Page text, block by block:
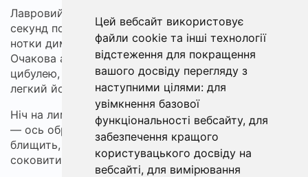
Цей вебсайт використовує
файли cookie та інші технології
відстеження для покращення
вашого досвіду перегляду з
наступними цілями: для
увімкнення базової
функціональності вебсайту, для
забезпечення кращого
користувацького досвіду на
вебсайті, для вимірювання
Лавровий лист підсушують на тліючому жарі 10–20
секунд поза полум'ям, дають тонкий дим і додають
нотки димку, знайомі кожному, хто ночував біля
Очакова або Коблевого. Подача — з печеною
цибулею, кропом і часточкою лимона; до столу —
легкий йогуртово-часниковий соус.
Ніч на лимані, шум води і лавровий дим над жаром
— ось образ, який лишається на тарілці: скоринка
блищить, жир стікає, а м'ясо залишається
соковитим.